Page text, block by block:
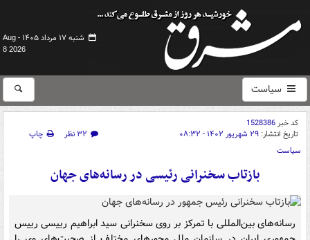
شنبه ۱۷ مرداد ۱۴۰۵ -
Aug
8 2026
سیاست
کد خبر1528386
تاریخ انتشار: ۲۹ شهریور ۱۴۰۲ - ۰۸:۳۲ ۳۲ نظر
چاپ
سیاست
بازتاب سخنرانی رئیسی در رسانه‌های جهان
رسانه‌های بین‌المللی با تمرکز بر روی سخنرانی سید ابراهیم رییسی رییس